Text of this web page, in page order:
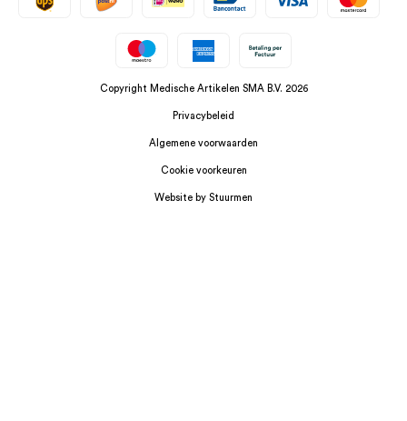
Copyright Medische Artikelen SMA B.V. 2026
Privacybeleid
Algemene voorwaarden
Cookie voorkeuren
Website by Stuurmen